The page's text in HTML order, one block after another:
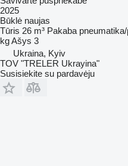
2025
Būklė naujas
Tūris 26 m³ Pakaba
kgAšys 3
Ukraina, Kyiv
TOV "TRELER Ukrayina"
Susisiekite su pardavėju